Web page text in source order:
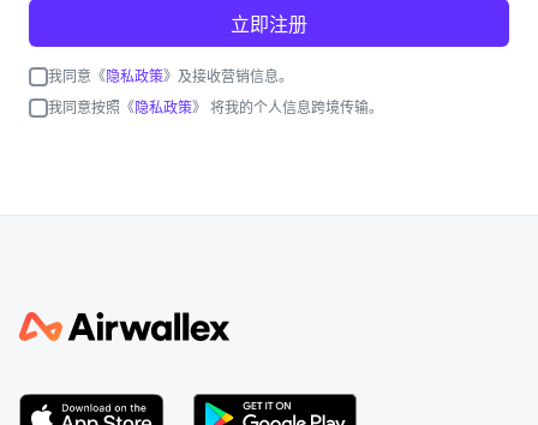
立即注册
我同意《隐私政策》及接收营销信息。
我同意按照《隐私政策》 将我的个人信息跨境传输。